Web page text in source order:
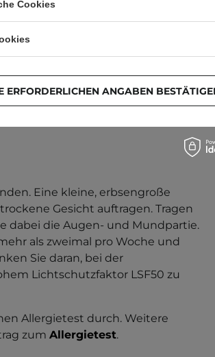
für die folgenden Hauttypen und
Eine kleine, erbsengroße
Gesicht auftragen. Tragen
dabei die Augen- und Mundpartie.
als zweimal pro Woche und
Sie daran, bei der
Lichtschutzfaktor LSF50 zu
Allergietest durch. Weitere
zum Allergietest.
Cookies
ERFORDERLICHEN ANGABEN